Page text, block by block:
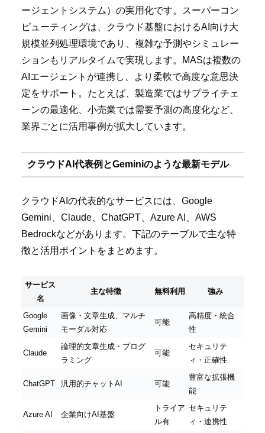
ージェントシステム）の実用化です。スーパーコン
ピューティングは、クラウド基盤におけるAI向け大
規模並列処理環境であり、複雑な予測やシミュレー
ションもリアルタイムで実現します。MASは複数の
AIエージェントが連携し、より柔軟で高度な意思決
定をサポート。たとえば、製造業ではサプライチェ
ーンの最適化、小売業では需要予測の高度化など、
業界ごとに活用事例が拡大しています。
クラウドAI代表例とGeminiのような最新モデル
クラウドAIの代表的なサービスには、Google
Gemini、Claude、ChatGPT、Azure AI、AWS
Bedrockなどがあります。下記のテーブルで主な特
徴と活用ポイントをまとめます。
サービス
名
主な特徴 無料利用 強み
Google
Gemini
画像・文章生成、マルチ
モーダル対応
可能
高精度・統合
性
Claude
論理的文章生成・プログ
ラミング
可能
セキュリテ
ィ・正確性
ChatGPT 汎用的チャットAI 可能
豊富な拡張機
能
Azure AI 企業向けAI基盤
トライア
ル有
セキュリテ
ィ・連携性